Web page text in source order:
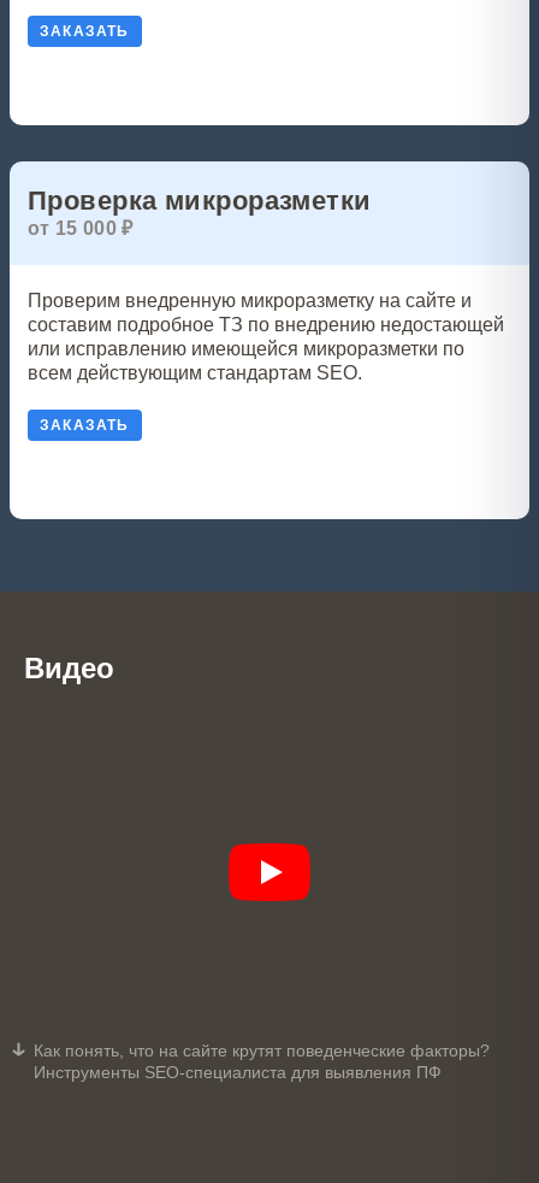
ЗАКАЗАТЬ
Проверка микроразметки
от 15 000 ₽
Проверим внедренную микроразметку на сайте и
составим подробное ТЗ по внедрению недостающей
или исправлению имеющейся микроразметки по
всем действующим стандартам SEO.
ЗАКАЗАТЬ
Видео
Как понять, что на сайте крутят поведенческие факторы?
Инструменты SEO-специалиста для выявления ПФ